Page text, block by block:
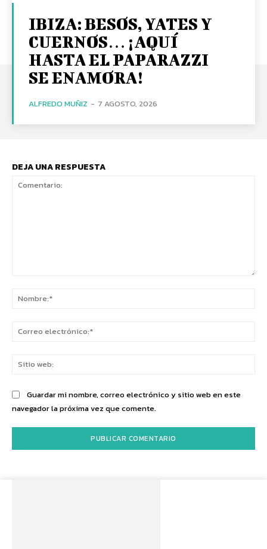
IBIZA: BESOS, YATES Y
CUERNOS… ¡AQUÍ
HASTA EL PAPARAZZI
SE ENAMORA!
ALFREDO MUÑIZ - 7 AGOSTO, 2026
DEJA UNA RESPUESTA
Guardar mi nombre, correo electrónico y sitio web en este
navegador la próxima vez que comente.